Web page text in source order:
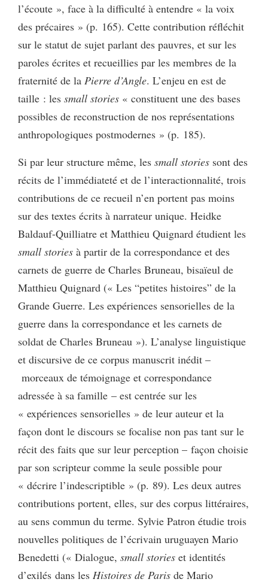
l’écoute », face à la difficulté à entendre « la voix
des précaires » (p. 165). Cette contribution réfléchit
sur le statut de sujet parlant des pauvres, et sur les
paroles écrites et recueillies par les membres de la
fraternité de la Pierre d’Angle. L’enjeu en est de
taille : les small stories « constituent une des bases
possibles de reconstruction de nos représentations
anthropologiques postmodernes » (p. 185).
Si par leur structure même, les small stories sont des
récits de l’immédiateté et de l’interactionnalité, trois
contributions de ce recueil n’en portent pas moins
sur des textes écrits à narrateur unique. Heidke
Baldauf-Quilliatre et Matthieu Quignard étudient les
small stories à partir de la correspondance et des
carnets de guerre de Charles Bruneau, bisaïeul de
Matthieu Quignard (« Les “petites histoires” de la
Grande Guerre. Les expériences sensorielles de la
guerre dans la correspondance et les carnets de
soldat de Charles Bruneau »). L’analyse linguistique
et discursive de ce corpus manuscrit inédit –
morceaux de témoignage et correspondance
adressée à sa famille – est centrée sur les
« expériences sensorielles » de leur auteur et la
façon dont le discours se focalise non pas tant sur le
récit des faits que sur leur perception – façon choisie
par son scripteur comme la seule possible pour
« décrire l’indescriptible » (p. 89). Les deux autres
contributions portent, elles, sur des corpus littéraires,
au sens commun du terme. Sylvie Patron étudie trois
nouvelles politiques de l’écrivain uruguayen Mario
Benedetti (« Dialogue, small stories et identités
d’exilés dans les Histoires de Paris de Mario